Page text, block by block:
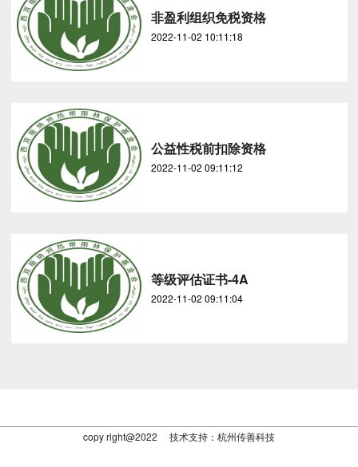
非盈利组织免税资格
2022-11-02 10:11:18
公益性税前扣除资格
2022-11-02 09:11:12
等级评估证书-4A
2022-11-02 09:11:04
copy right@2022 技术支持：杭州传善科技